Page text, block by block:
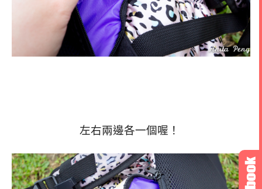
左右兩邊各一個喔！